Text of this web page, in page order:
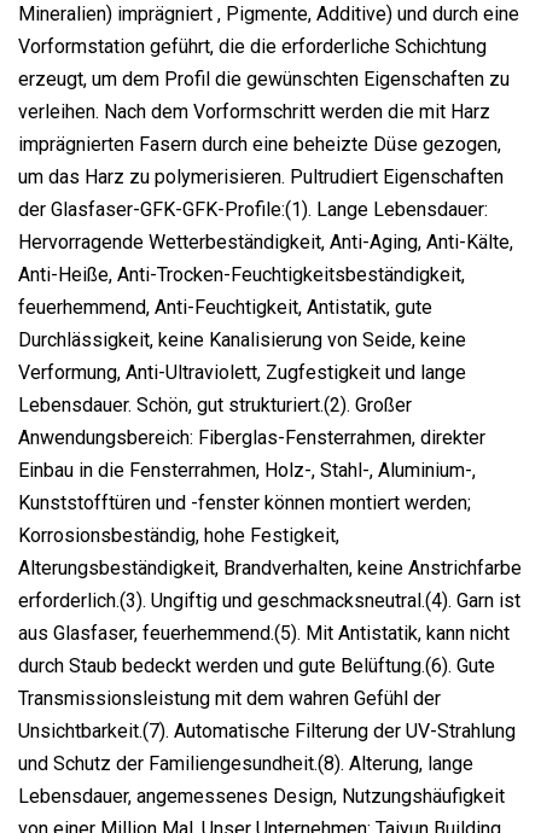
Mineralien) imprägniert , Pigmente, Additive) und durch eine
Vorformstation geführt, die die erforderliche Schichtung
erzeugt, um dem Profil die gewünschten Eigenschaften zu
verleihen. Nach dem Vorformschritt werden die mit Harz
imprägnierten Fasern durch eine beheizte Düse gezogen,
um das Harz zu polymerisieren. Pultrudiert Eigenschaften
der Glasfaser-GFK-GFK-Profile:(1). Lange Lebensdauer:
Hervorragende Wetterbeständigkeit, Anti-Aging, Anti-Kälte,
Anti-Heiße, Anti-Trocken-Feuchtigkeitsbeständigkeit,
feuerhemmend, Anti-Feuchtigkeit, Antistatik, gute
Durchlässigkeit, keine Kanalisierung von Seide, keine
Verformung, Anti-Ultraviolett, Zugfestigkeit und lange
Lebensdauer. Schön, gut strukturiert.(2). Großer
Anwendungsbereich: Fiberglas-Fensterrahmen, direkter
Einbau in die Fensterrahmen, Holz-, Stahl-, Aluminium-,
Kunststofftüren und -fenster können montiert werden;
Korrosionsbeständig, hohe Festigkeit,
Alterungsbeständigkeit, Brandverhalten, keine Anstrichfarbe
erforderlich.(3). Ungiftig und geschmacksneutral.(4). Garn ist
aus Glasfaser, feuerhemmend.(5). Mit Antistatik, kann nicht
durch Staub bedeckt werden und gute Belüftung.(6). Gute
Transmissionsleistung mit dem wahren Gefühl der
Unsichtbarkeit.(7). Automatische Filterung der UV-Strahlung
und Schutz der Familiengesundheit.(8). Alterung, lange
Lebensdauer, angemessenes Design, Nutzungshäufigkeit